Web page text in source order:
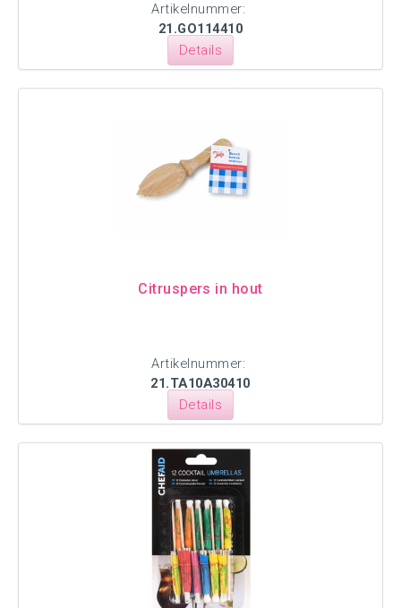
Artikelnummer:
21.GO114410
Details
Citruspers in hout
Artikelnummer:
21.TA10A30410
Details